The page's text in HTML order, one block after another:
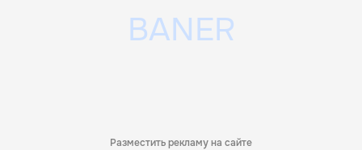
Разместить рекламу на сайте